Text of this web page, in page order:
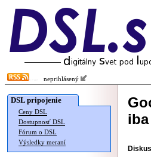
neprihlásený
DSL pripojenie
Ceny DSL
Dostupnosť DSL
Fórum o DSL
Výsledky meraní